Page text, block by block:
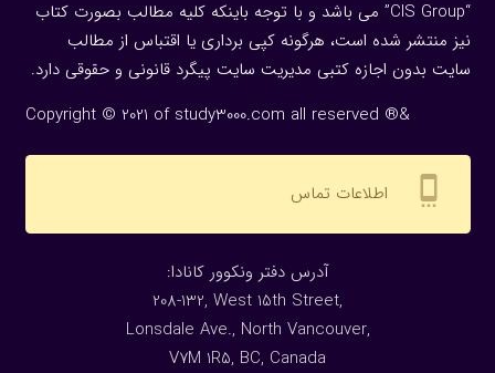
“CIS Group” می باشد و با توجه باینکه کلیه مطالب بصورت کتاب
نیز منتشر شده است، هرگونه كپی برداری یا اقتباس از مطالب
سایت بدون اجازه كتبی مدیریت سایت پیگرد قانونی و حقوقی دارد.
Copyright © 2021 of study3000.com all reserved ®&
settings_cell اطلاعات تماس
:آدرس دفتر ونکوور کانادا
208-132, West 15th Street,
Lonsdale Ave., North Vancouver,
V7M 1R5, BC, Canada